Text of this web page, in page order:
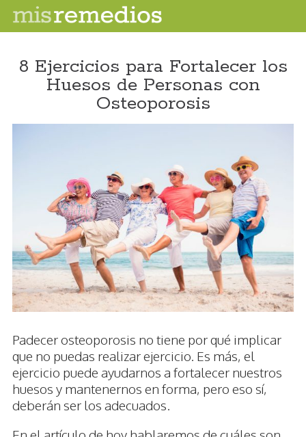
8 Ejercicios para Fortalecer los
Huesos de Personas con
Osteoporosis
Padecer osteoporosis no tiene por qué implicar
que no puedas realizar ejercicio. Es más, el
ejercicio puede ayudarnos a fortalecer nuestros
huesos y mantenernos en forma, pero eso sí,
deberán ser los adecuados.